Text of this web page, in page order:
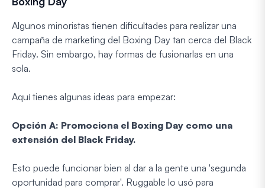
Algunos minoristas tienen dificultades para realizar una
campaña de marketing del Boxing Day tan cerca del Black
Friday. Sin embargo, hay formas de fusionarlas en una
sola.
Aquí tienes algunas ideas para empezar:
Opción A: Promociona el Boxing Day como una
extensión del Black Friday.
Esto puede funcionar bien al dar a la gente una 'segunda
oportunidad para comprar'. Ruggable lo usó para